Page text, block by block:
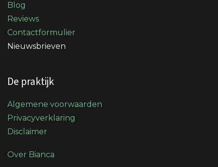
Blog
Reviews
Contactformulier
Nieuwsbrieven
De praktijk
Algemene voorwaarden
Privacyverklaring
Disclaimer
Over Bianca